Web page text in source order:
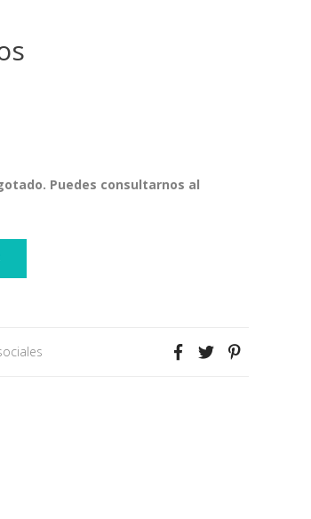
Puedes consultarnos al